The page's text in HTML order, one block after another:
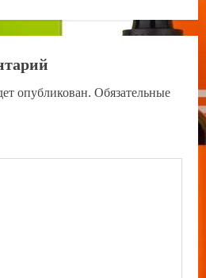
опубликован. Обязательные